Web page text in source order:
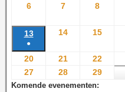
6
7 8
13
●
14 15
20 21 22
27
28 29
Komende evenementen: